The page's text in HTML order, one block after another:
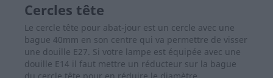
Cercles tête
Le cercle tête pour abat-jour est un cercle avec une
bague 40mm en son centre qui va permettre de visser
une douille E27. Si votre lampe est équipée avec une
douille E14 il faut mettre un réducteur sur la bague